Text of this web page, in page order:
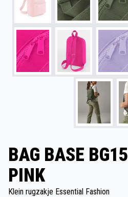
BAG BASE
PINK
Klein rugzakje Essential Fashion